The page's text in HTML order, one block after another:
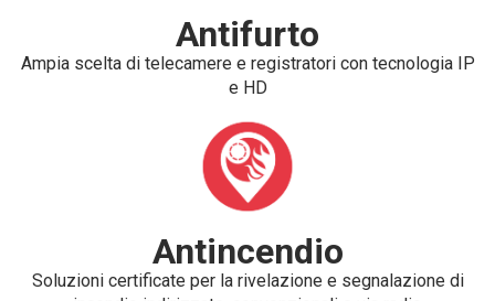
Antifurto
Ampia scelta di telecamere e registratori con tecnologia IP
e HD
Antincendio
Soluzioni certificate per la rivelazione e segnalazione di